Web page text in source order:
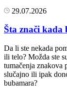
29.07.2026
Šta znači kada
Da li ste nekada
ili telo? Možda ste
tumačenja znakova
slučajno ili ipak
bubamara?